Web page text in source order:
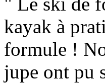
kayak à
formule !
jupe ont pu